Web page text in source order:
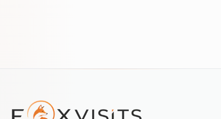
Nawigacja w stopce